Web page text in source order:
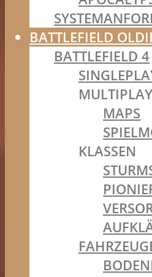
BATTLEFIELD
BATTLEFIELD 4
MAPS
KLASSEN